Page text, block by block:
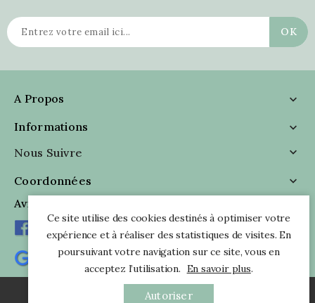
A Propos

Informations

Nous Suivre

Coordonnées

Avis Clients
Ce site utilise des cookies destinés à optimiser votre
expérience et à réaliser des statistiques de visites. En
poursuivant votre navigation sur ce site, vous en
acceptez l’utilisation. En savoir plus.
Autoriser